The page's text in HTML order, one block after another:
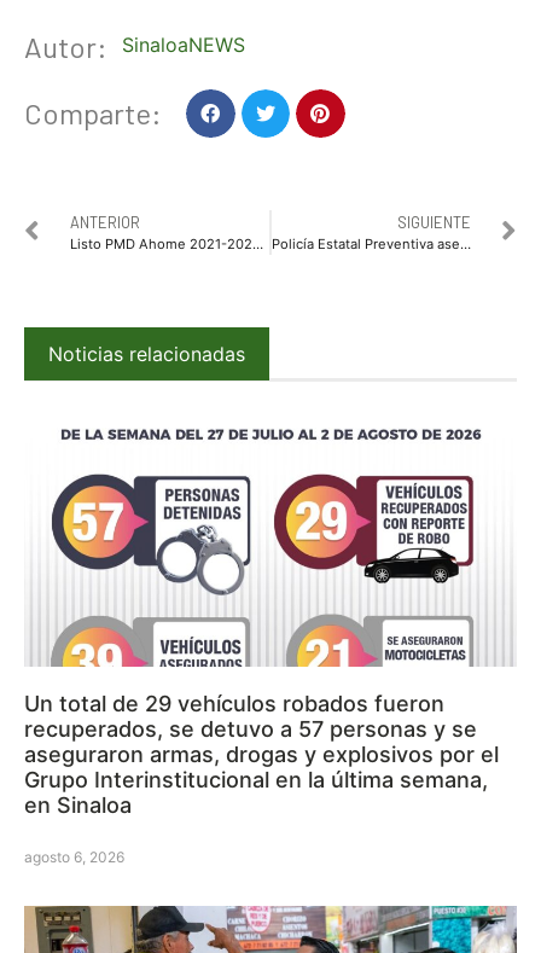
Autor: SinaloaNEWS
Comparte:
ANTERIOR
Listo PMD Ahome 2021-2024; lo presentará el Alcalde GVL el viernes 17 en el CIE Los Mochis a las 12 Hrs.
SIGUIENTE
Policía Estatal Preventiva asegura a estadounidense con presunta droga en Culiacán
Noticias relacionadas
Un total de 29 vehículos robados fueron
recuperados, se detuvo a 57 personas y se
aseguraron armas, drogas y explosivos por el
Grupo Interinstitucional en la última semana,
en Sinaloa
agosto 6, 2026